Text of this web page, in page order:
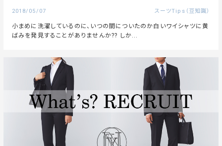
2018/05/07 スーツTips（豆知識）
小まめに洗濯しているのに、いつの間についたのか白いワイシャツに黄
ばみを発見することがありませんか?? しか...